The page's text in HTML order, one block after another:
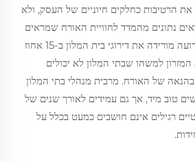
את הרטיבות כחלקים חיוניים של העסק, ולא
נתונים מהמדד לחוויית האורח שמראים
שתלונה אחת על שינה גרועה מורידה את דירוגי בית המלון ב-15 אחוז
למשהו שבתי המלון לא יכולים
של האורח. מרבית מנהלי בתי המלון
טוב מיד, אך גם עמידים לאורך שנים של
רגילים אינם חושבים כמעט בכלל על